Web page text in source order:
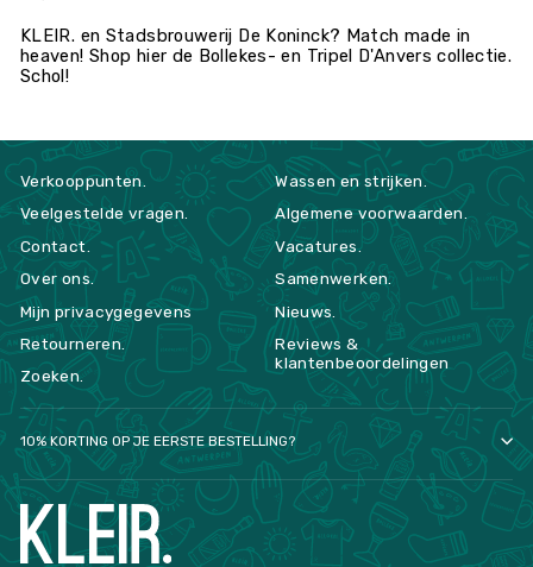
KLEIR. en Stadsbrouwerij De Koninck? Match made in
heaven! Shop hier de Bollekes- en Tripel D'Anvers collectie.
Schol!
Verkooppunten.
Veelgestelde vragen.
Contact.
Over ons.
Mijn privacygegevens
Retourneren.
Zoeken.
Wassen en strijken.
Algemene voorwaarden.
Vacatures.
Samenwerken.
Nieuws.
Reviews &
klantenbeoordelingen
10% KORTING OP JE EERSTE BESTELLING?